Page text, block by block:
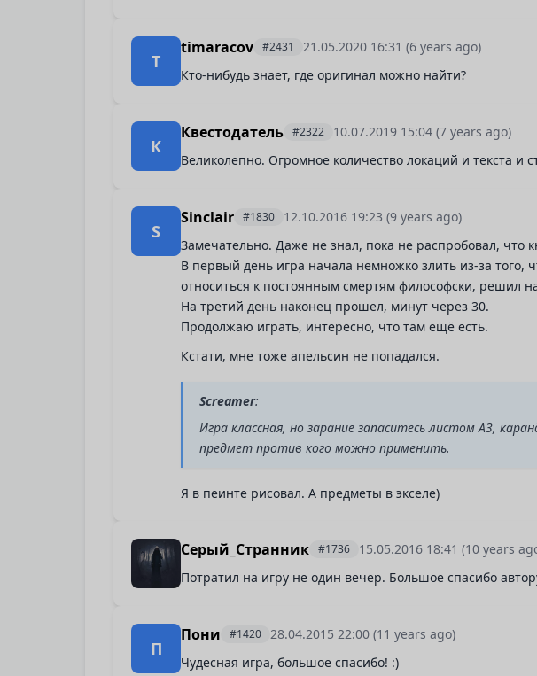
T
timaracov #2431 21.05.2020 16:31 (6 years ago)
Кто-нибудь знает, где оригинал можно найти?
К
Квестодатель #2322 10.07.2019 15:04 (7 years ago)
Великолепно. Огромное количество локаций и текста и
S
Sinclair #1830 12.10.2016 19:23 (9 years ago)
Замечательно. Даже не знал, пока не распробовал, что
В первый день игра начала немножко злить из-за
относиться к постоянным смертям философски, решил
На третий день наконец прошел, минут через 30.
Продолжаю играть, интересно, что там ещё есть.
Кстати, мне тоже апельсин не попадался.
Screamer:
Игра классная, но зарание запаситесь листом А3,
предмет против кого можно применить.
Я в пеинте рисовал. А предметы в экселе)
Серый_Странник #1736 15.05.2016 18:41 (10 years
Потратил на игру не один вечер. Большое спасибо
П
Пони #1420 28.04.2015 22:00 (11 years ago)
Чудесная игра, большое спасибо! :)